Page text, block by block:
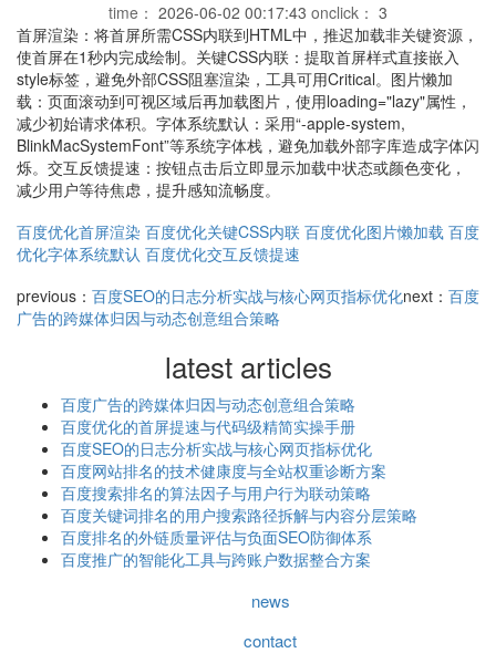
time： 2026-06-02 00:17:43 onclick： 3
首屏渲染：将首屏所需CSS内联到HTML中，推迟加载非关键资源，
使首屏在1秒内完成绘制。关键CSS内联：提取首屏样式直接嵌入
style标签，避免外部CSS阻塞渲染，工具可用Critical。图片懒加
载：页面滚动到可视区域后再加载图片，使用loading="lazy"属性，
减少初始请求体积。字体系统默认：采用“-apple-system,
BlinkMacSystemFont”等系统字体栈，避免加载外部字库造成字体闪
烁。交互反馈提速：按钮点击后立即显示加载中状态或颜色变化，
减少用户等待焦虑，提升感知流畅度。
百度优化首屏渲染 百度优化关键CSS内联 百度优化图片懒加载 百度
优化字体系统默认 百度优化交互反馈提速
previous： 百度SEO的日志分析实战与核心网页指标优化next： 百度
广告的跨媒体归因与动态创意组合策略
latest articles
百度广告的跨媒体归因与动态创意组合策略
百度优化的首屏提速与代码级精简实操手册
百度SEO的日志分析实战与核心网页指标优化
百度网站排名的技术健康度与全站权重诊断方案
百度搜索排名的算法因子与用户行为联动策略
百度关键词排名的用户搜索路径拆解与内容分层策略
百度排名的外链质量评估与负面SEO防御体系
百度推广的智能化工具与跨账户数据整合方案
news
contact